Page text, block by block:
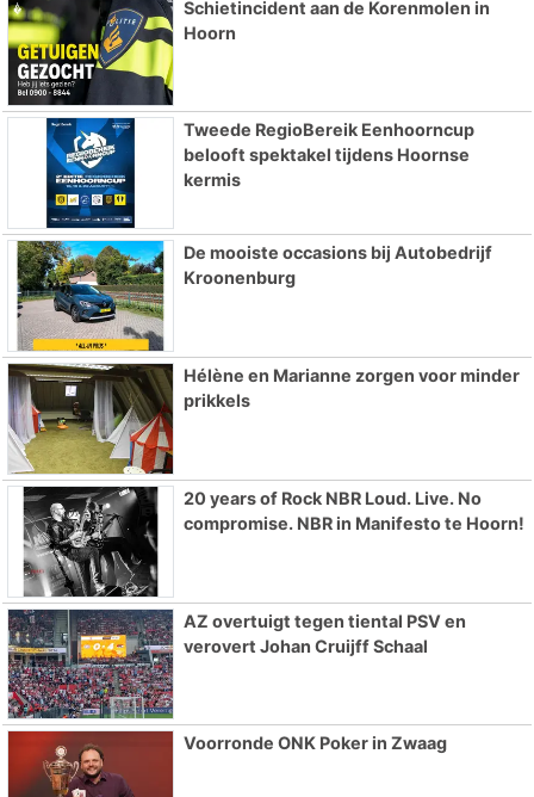
Schietincident aan de Korenmolen in
Hoorn
Tweede RegioBereik Eenhoorncup
belooft spektakel tijdens Hoornse
kermis
De mooiste occasions bij Autobedrijf
Kroonenburg
Hélène en Marianne zorgen voor minder
prikkels
20 years of Rock NBR Loud. Live. No
compromise. NBR in Manifesto te Hoorn!
AZ overtuigt tegen tiental PSV en
verovert Johan Cruijff Schaal
Voorronde ONK Poker in Zwaag